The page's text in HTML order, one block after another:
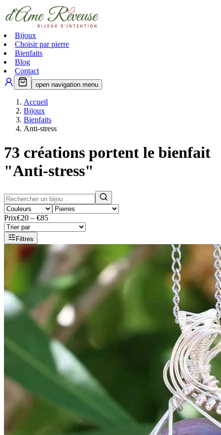
Bijoux
Choisir par pierre
Bienfaits
Blog
Contact
open navigation menu
Accueil
Bijoux
Bienfaits
Anti-stress
73 créations portent le bienfait
"Anti-stress"
Prix€20 – €85
Filtres